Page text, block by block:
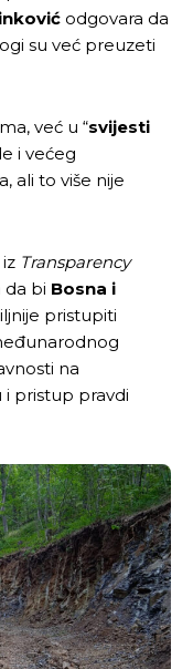
odgovara da
su već preuzeti
već u “svijesti
i većeg
ali to više nije
iz Transparency
da bi Bosna i
pristupiti
na
i pristup pravdi